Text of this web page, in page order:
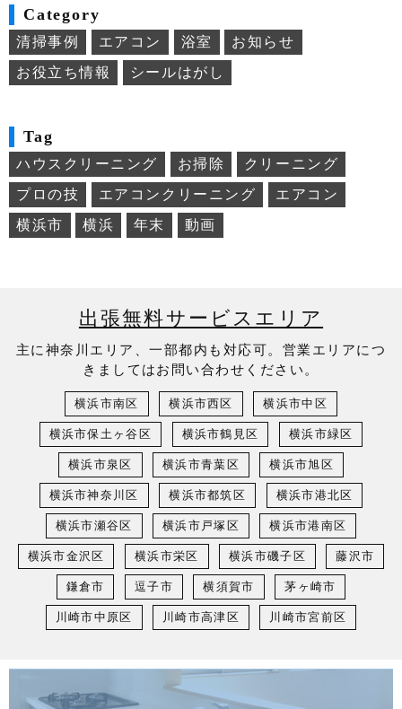
Category
清掃事例 エアコン 浴室
お知らせ
お役立ち情報
シールはがし
Tag
ハウスクリーニング お掃除
クリーニング
プロの技
エアコンクリーニング
エアコン
横浜市
横浜 年末 動画
出張無料サービスエリア
主に神奈川エリア、一部都内も対応可。営業エリアにつ
きましてはお問い合わせください。
横浜市南区 横浜市西区 横浜市中区
横浜市保土ヶ谷区 横浜市鶴見区 横浜市緑区
横浜市泉区 横浜市青葉区 横浜市旭区
横浜市神奈川区 横浜市都筑区 横浜市港北区
横浜市瀬谷区 横浜市戸塚区 横浜市港南区
横浜市金沢区 横浜市栄区 横浜市磯子区 藤沢市
鎌倉市 逗子市 横須賀市 茅ヶ崎市
川崎市中原区 川崎市高津区 川崎市宮前区